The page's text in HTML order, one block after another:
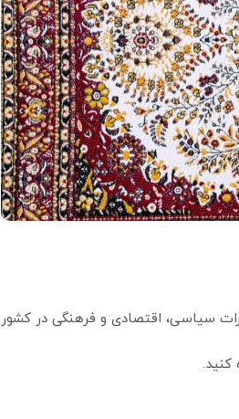
سیاسی، اقتصادی و فرهنگی در کشور
کنید.